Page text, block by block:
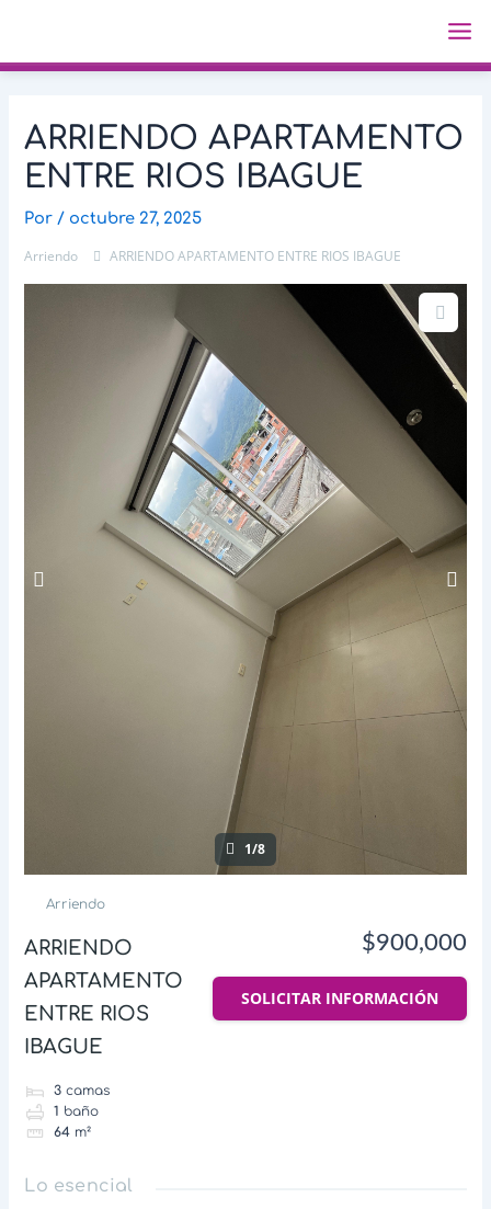
contenido
ARRIENDO APARTAMENTO
ENTRE RIOS IBAGUE
Por / octubre 27, 2025
Arriendo ARRIENDO APARTAMENTO ENTRE RIOS IBAGUE
1/8
Arriendo
ARRIENDO
APARTAMENTO
ENTRE RIOS
IBAGUE
3 camas
1 baño
64 m²
$900,000
SOLICITAR INFORMACIÓN
Lo esencial
entradas